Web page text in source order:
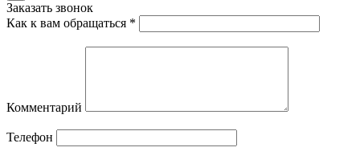
Заказать звонок
Как к вам обращаться *
Комментарий
Телефон